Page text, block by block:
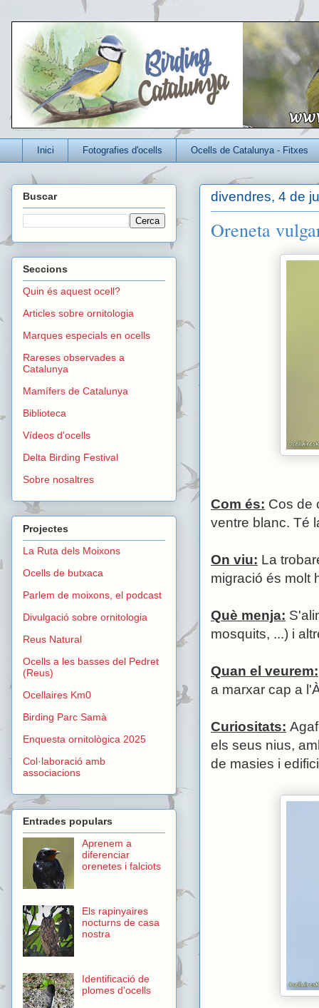
Un blog per conèixer millor els ocells que viuen a Catalunya
Inici Fotografies d'ocells Ocells de Catalunya - Fitxes
divendres, 4 de
Oreneta
Com és: Cos de
ventre blanc. Té
On viu: La
migració és molt
Què menja:
mosquits, ...) i
Quan el veurem:
a marxar cap a
Curiositats:
els seus nius,
de masies i
Buscar
Seccions
Quin és aquest ocell?
Articles sobre ornitologia
Marques especials en ocells
Rareses observades a
Catalunya
Mamífers de Catalunya
Biblioteca
Vídeos d'ocells
Delta Birding Festival
Sobre nosaltres
Projectes
La Ruta dels Moixons
Ocells de butxaca
Parlem de moixons, el podcast
Divulgació sobre ornitologia
Reus Natural
Ocells a les basses del Pedret
(Reus)
Ocellaires Km0
Birding Parc Samà
Enquesta ornitològica 2025
Col·laboració amb
associacions
Entrades populars
Aprenem a
diferenciar
orenetes i falciots
Els rapinyaires
nocturns de casa
nostra
Identificació de
plomes d'ocells